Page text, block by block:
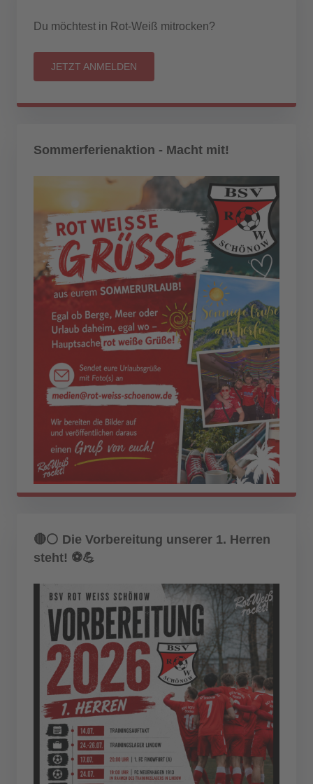
Du möchtest in Rot-Weiß mitrocken?
JETZT ANMELDEN
Sommerferienaktion - Macht mit!
🔴⚪ Die Vorbereitung unserer 1. Herren
steht! ⚽💪